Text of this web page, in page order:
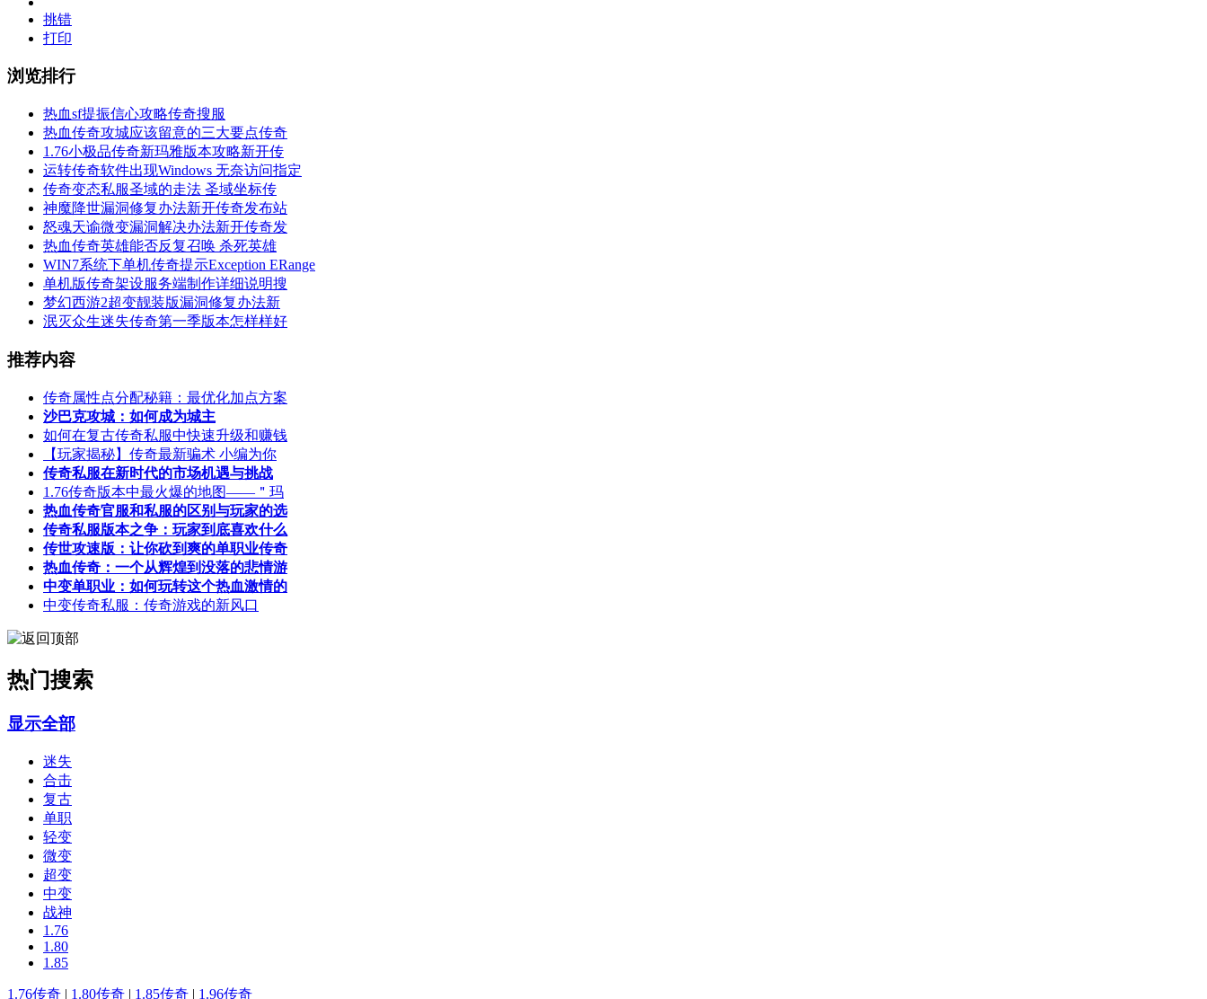
挑错
打印
浏览排行
热血sf提振信心攻略传奇搜服
热血传奇攻城应该留意的三大要点传奇
1.76小极品传奇新玛雅版本攻略新开传
运转传奇软件出现Windows 无奈访问指定
传奇变态私服圣域的走法 圣域坐标传
神魔降世漏洞修复办法新开传奇发布站
怒魂天谕微变漏洞解决办法新开传奇发
热血传奇英雄能否反复召唤 杀死英雄
WIN7系统下单机传奇提示Exception ERange
单机版传奇架设服务端制作详细说明搜
梦幻西游2超变靓装版漏洞修复办法新
泯灭众生迷失传奇第一季版本怎样样好
推荐内容
传奇属性点分配秘籍：最优化加点方案
沙巴克攻城：如何成为城主
如何在复古传奇私服中快速升级和赚钱
【玩家揭秘】传奇最新骗术 小编为你
传奇私服在新时代的市场机遇与挑战
1.76传奇版本中最火爆的地图——＂玛
热血传奇官服和私服的区别与玩家的选
传奇私服版本之争：玩家到底喜欢什么
传世攻速版：让你砍到爽的单职业传奇
热血传奇：一个从辉煌到没落的悲情游
中变单职业：如何玩转这个热血激情的
中变传奇私服：传奇游戏的新风口
热门搜索
显示全部
迷失
合击
复古
单职
轻变
微变
超变
中变
战神
1.76
1.80
1.85
1.76传奇 | 1.80传奇 | 1.85传奇 | 1.96传奇